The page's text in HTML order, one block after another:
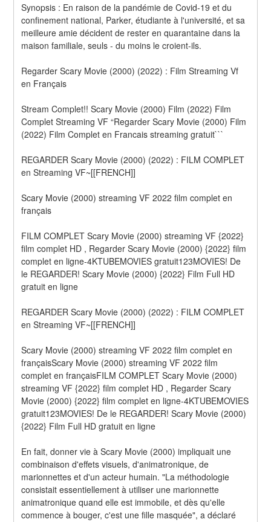
Synopsis : En raison de la pandémie de Covid-19 et du
confinement national, Parker, étudiante à l'université, et sa
meilleure amie décident de rester en quarantaine dans la
maison familiale, seuls - du moins le croient-ils.
Regarder Scary Movie (2000) (2022) : Film Streaming Vf
en Français
Stream Complet!! Scary Movie (2000) Film (2022) Film
Complet Streaming VF “Regarder Scary Movie (2000) Film
(2022) Film Complet en Francais streaming gratuit```
REGARDER Scary Movie (2000) (2022) : FILM COMPLET
en Streaming VF~[[FRENCH]]
Scary Movie (2000) streaming VF 2022 film complet en
français
FILM COMPLET Scary Movie (2000) streaming VF {2022}
film complet HD , Regarder Scary Movie (2000) {2022} film
complet en ligne-4KTUBEMOVIES gratuit123MOVIES! De
le REGARDER! Scary Movie (2000) {2022} Film Full HD
gratuit en ligne
REGARDER Scary Movie (2000) (2022) : FILM COMPLET
en Streaming VF~[[FRENCH]]
Scary Movie (2000) streaming VF 2022 film complet en
françaisScary Movie (2000) streaming VF 2022 film
complet en françaisFILM COMPLET Scary Movie (2000)
streaming VF {2022} film complet HD , Regarder Scary
Movie (2000) {2022} film complet en ligne-4KTUBEMOVIES
gratuit123MOVIES! De le REGARDER! Scary Movie (2000)
{2022} Film Full HD gratuit en ligne
En fait, donner vie à Scary Movie (2000) impliquait une
combinaison d'effets visuels, d'animatronique, de
marionnettes et d'un acteur humain. "La méthodologie
consistait essentiellement à utiliser une marionnette
animatronique quand elle est immobile, et dès qu'elle
commence à bouger, c'est une fille masquée", a déclaré